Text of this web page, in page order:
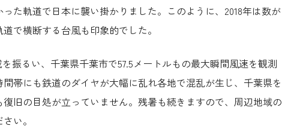
た軌道で日本に襲い掛かりました。このように、2018年は数が
で横断する台風も印象的でした。
振るい、千葉県千葉市で57.5メートルもの最大瞬間風速を観測
帯にも鉄道のダイヤが大幅に乱れ各地で混乱が生じ、千葉県を
旧の目処が立っていません。残暑も続きますので、周辺地域の
い。